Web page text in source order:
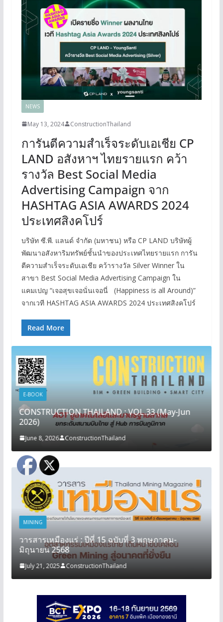
NEWS
May 13, 2024 ConstructionThailand
การันตีความสำเร็จระดับเอเชีย CP
LAND อสังหาฯ ไทยรายแรก คว้า
รางวัล Best Social Media
Advertising Campaign จาก
HASHTAG ASIA AWARDS 2024
ประเทศสิงคโปร์
บริษัท ซี.พี. แลนด์ จำกัด (มหาชน) หรือ CP LAND บริษัทผู้
พัฒนาอสังหาริมทรัพย์ชั้นนำของประเทศไทยรายแรก การัน
ตีความสำเร็จระดับเอเชีย คว้ารางวัล Silver Winner ใน
สาขา Best Social Media Advertising Campaign ใน
แคมเปญ “เจอสุขเจอนั่นเจอนี่ (Happiness is all Around)”
จากเวที HASHTAG ASIA AWARDS 2024 ประเทศสิงคโปร์
Read More
E-BOOK
CONSTRUCTION THAILAND : VOL.33 (May-Jun
2026)
June 8, 2026 ConstructionThailand
MINING
วารสารเหมืองแร่ : ปีที่ 15 ฉบับที่ 3 พฤษภาคม-
มิถุนายน 2568
July 21, 2025 ConstructionThailand